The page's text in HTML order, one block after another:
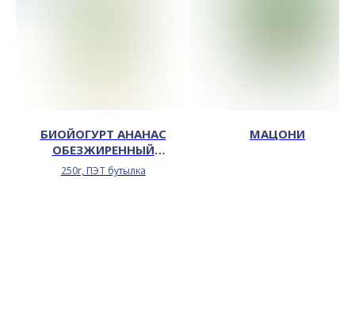
БИОЙОГУРТ АНАНАС
ОБЕЗЖИРЕННЫЙ
ОБОГАЩЕННЫЙ БЕЛКОМ
0,1%
250г, ПЭТ бутылка
МАЦОНИ